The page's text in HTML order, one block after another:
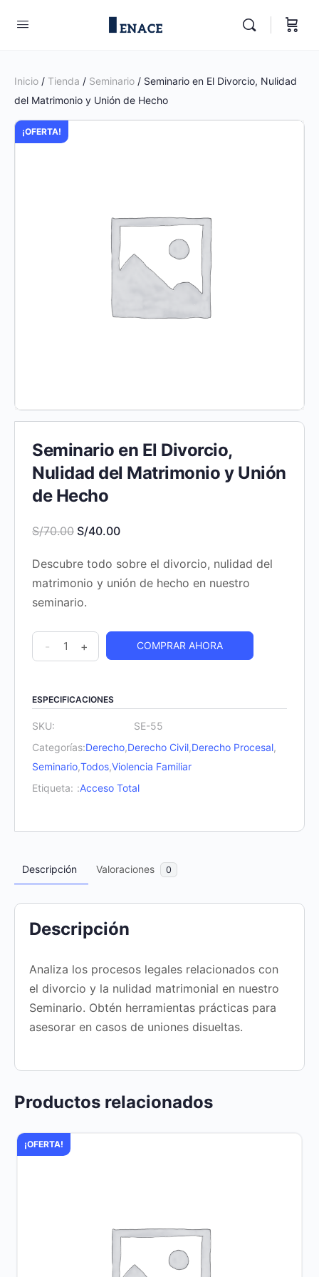
Inicio / Tienda / Seminario / Seminario en El Divorcio, Nulidad
del Matrimonio y Unión de Hecho
¡OFERTA!
Seminario en El Divorcio,
Nulidad del Matrimonio y Unión
de Hecho
S/70.00 El
original
era:
S/70.00.
S/40.00El
actual
es:
Descubre todo sobre el divorcio, nulidad del
matrimonio y unión de hecho en nuestro
seminario.
Seminario
en
Divorcio,
Matrimonio
y
Unión
Hecho
- + COMPRAR AHORA
ESPECIFICACIONES
SKU:
SE-55
Categorías:Derecho,Derecho Civil,Derecho Procesal,
Seminario,Todos,Violencia Familiar
Etiqueta: :Acceso Total
Descripción Valoraciones 0
Descripción
Analiza los procesos legales relacionados con
el divorcio y la nulidad matrimonial en nuestro
Seminario. Obtén herramientas prácticas para
asesorar en casos de uniones disueltas.
Productos relacionados
¡OFERTA!